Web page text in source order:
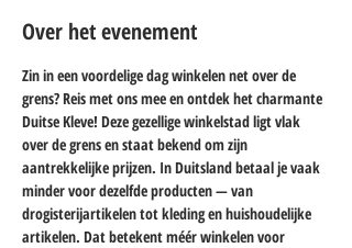
Over het evenement
Zin in een voordelige dag winkelen net over de
grens? Reis met ons mee en ontdek het charmante
Duitse Kleve! Deze gezellige winkelstad ligt vlak
over de grens en staat bekend om zijn
aantrekkelijke prijzen. In Duitsland betaal je vaak
minder voor dezelfde producten — van
drogisterijartikelen tot kleding en huishoudelijke
artikelen. Dat betekent méér winkelen voor